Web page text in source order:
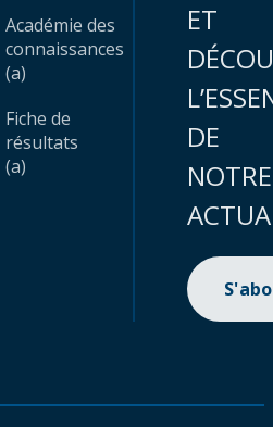
Académie des
connaissances
(a)
Fiche de
résultats
(a)
ET
DE
NOTRE